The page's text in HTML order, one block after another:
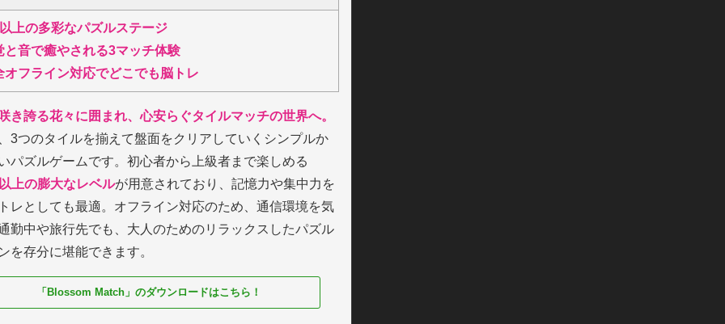
上の多彩なパズルステージ
と音で癒やされる3マッチ体験
オフライン対応でどこでも脳トレ
き誇る花々に囲まれ、心安らぐタイルマッチの世界へ。
3つのタイルを揃えて盤面をクリアしていくシンプルか
パズルゲームです。初心者から上級者まで楽しめる
上の膨大なレベルが用意されており、記憶力や集中力を
レとしても最適。オフライン対応のため、通信環境を気
勤中や旅行先でも、大人のためのリラックスしたパズル
を存分に堪能できます。
「Blossom Match」のダウンロードはこちら！